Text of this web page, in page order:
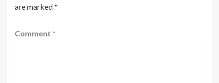
are marked*
Comment *